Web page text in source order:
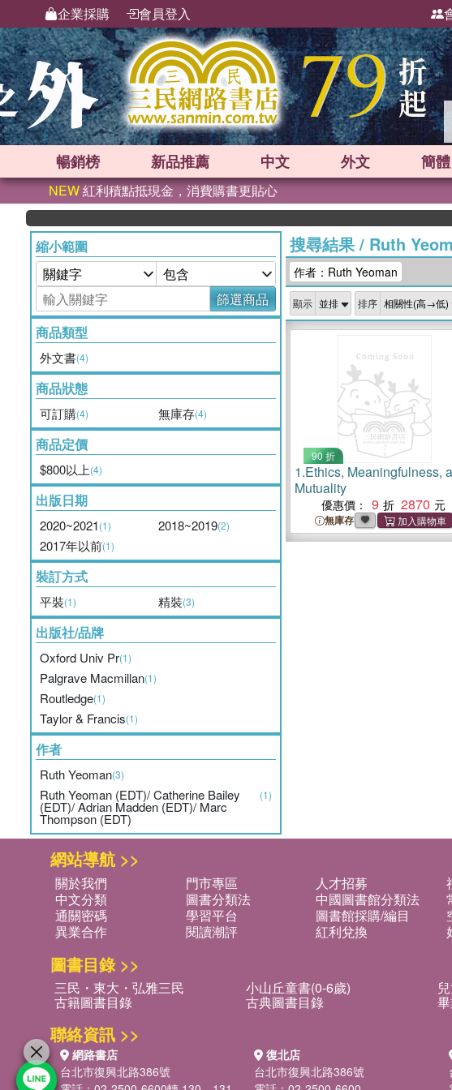
企業採購 會員登入
暢銷榜 新品推薦 中文 外文 簡體
NEW紅利積點抵現金，消費購書更貼心
縮小範圍
篩選商品
商品類型
外文書(4)
商品狀態
可訂購(4) 無庫存(4)
商品定價
$800以上(4)
出版日期
2020~2021(1) 2018~2019(2)
2017年以前(1)
裝訂方式
平裝(1) 精裝(3)
出版社/品牌
Oxford Univ Pr(1)
Palgrave Macmillan(1)
Routledge(1)
Taylor & Francis(1)
作者
Ruth Yeoman(3)
Ruth Yeoman (EDT)/ Catherine Bailey
(EDT)/ Adrian Madden (EDT)/ Marc
Thompson (EDT)
(1)
搜尋結果/ Ruth
作者：Ruth Yeoman
顯示 排序
90 折
1.Ethics, Meaningfulness,
Mutuality
優惠價： 9 2870
無庫存
網站導航 >>
關於我們 門市專區 人才招募
中文分類
圖書分類法 中國圖書館分類法
通關密碼
學習平台 圖書館採購/編目
異業合作
閱讀潮評 紅利兌換
圖書目錄 >>
三民・東大・弘雅三民 小山丘童書(0-6歲)
古籍圖書目錄 古典圖書目錄
聯絡資訊 >>
網路書店
台北市復興北路386號
復北店
台北市復興北路386號